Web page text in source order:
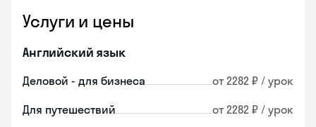
Услуги и цены
Английский язык
Деловой - для бизнеса от 2282 ₽ / урок
Для путешествий от 2282 ₽ / урок